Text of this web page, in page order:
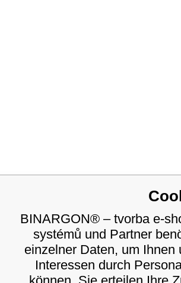
BINARGON® – tvorba e-
systémů und Partner
einzelner Daten, um
Interessen durch